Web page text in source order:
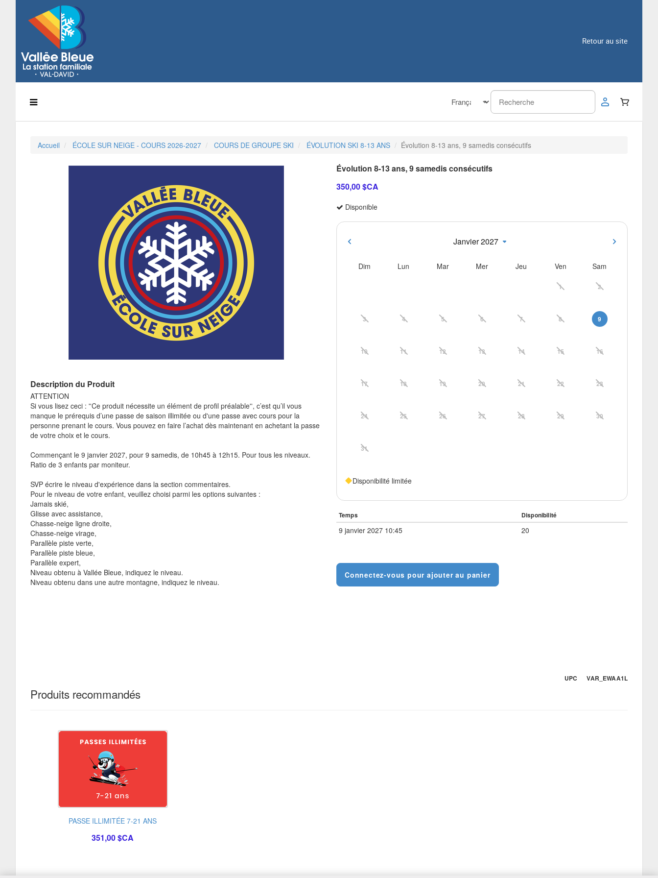
Retour au site
Accueil ÉCOLE SUR NEIGE - COURS 2026-2027 COURS DE GROUPE SKI ÉVOLUTION SKI 8-13 ANS Évolution 8-13 ans, 9 samedis consécutifs
Description du Produit
ATTENTION
Si vous lisez ceci : ''Ce produit nécessite un élément de profil préalable'', c’est qu’il vous
manque le prérequis d’une passe de saison illimitée ou d'une passe avec cours pour la
personne prenant le cours. Vous pouvez en faire l’achat dès maintenant en achetant la passe
de votre choix et le cours.
Commençant le 9 janvier 2027, pour 9 samedis, de 10h45 à 12h15. Pour tous les niveaux.
Ratio de 3 enfants par moniteur.
SVP écrire le niveau d'expérience dans la section commentaires.
Pour le niveau de votre enfant, veuillez choisi parmi les options suivantes :
Jamais skié,
Glisse avec assistance,
Chasse-neige ligne droite,
Chasse-neige virage,
Parallèle piste verte,
Parallèle piste bleue,
Parallèle expert,
Niveau obtenu à Vallée Bleue, indiquez le niveau.
Niveau obtenu dans une autre montagne, indiquez le niveau.
Évolution 8-13 ans, 9 samedis consécutifs
350,00 $CA
Disponible
Janvier 2027
Dim Lun Mar Mer Jeu Ven Sam
1 2
3 4 5 6 7 8 9
10 11 12 13 14 15 16
17 18 19 20 21 22 23
24 25 26 27 28 29 30
31
Disponibilité limitée
Temps Disponibilité
9 janvier 2027 10:45 20
Connectez-vous pour ajouter au panier
UPC VAR_EWAA1L
Produits recommandés
PASSE ILLIMITÉE 7-21 ANS
351,00 $CA